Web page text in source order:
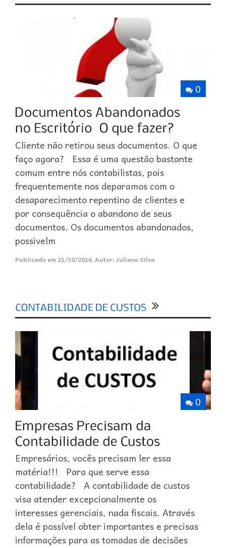
0
Cliente não retirou seus documentos. O que
faço agora? Essa é uma questão bastante
comum entre nós contabilistas, pois
frequentemente nos deparamos com o
desaparecimento repentino de clientes e
por consequência o abandono de seus
documentos. Os documentos abandonados,
possivelm
Publicado em 21/10/2016,Autor: Juliano Silva
0
Empresários, vocês precisam ler essa
matéria!!! Para que serve essa
contabilidade? A contabilidade de custos
visa atender excepcionalmente os
interesses gerenciais, nada fiscais. Através
dela é possível obter importantes e precisas
informações para as tomadas de decisões